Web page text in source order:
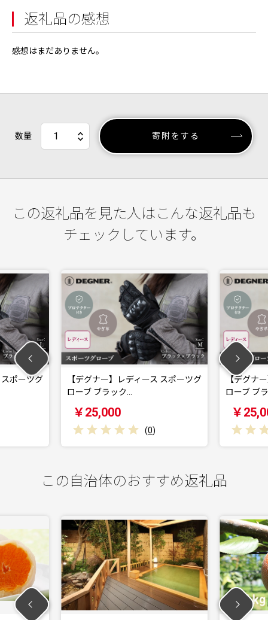
返礼品の感想
感想はまだありません。
数量 寄附をする
この返礼品を見た人はこんな返礼品も
チェックしています。
【デグナー】レディース スポーツグ
ローブ ブラック…
￥25,000
( 0)
【デグナー】レディ
ローブ ブラック…
￥25,000
この自治体のおすすめ返礼品